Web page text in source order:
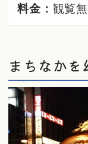
料金： 観覧
まちなか